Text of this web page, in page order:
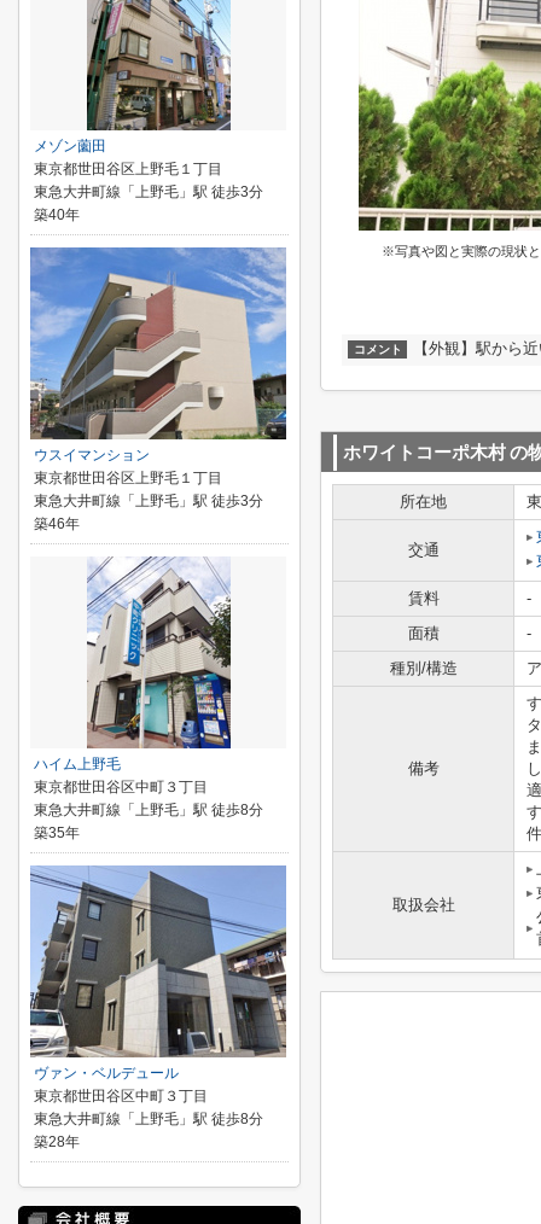
※写真や図と実際の現状
コメント 【外観】駅から
ホワイトコーポ木村の
所在地
交通
賃料
-
面積
-
種別/構造
備考
取扱会社
メゾン薗田
東京都世田谷区上野毛１丁目
東急大井町線「上野毛」駅 徒歩3分
築40年
ウスイマンション
東京都世田谷区上野毛１丁目
東急大井町線「上野毛」駅 徒歩3分
築46年
ハイム上野毛
東京都世田谷区中町３丁目
東急大井町線「上野毛」駅 徒歩8分
築35年
ヴァン・ベルデュール
東京都世田谷区中町３丁目
東急大井町線「上野毛」駅 徒歩8分
築28年